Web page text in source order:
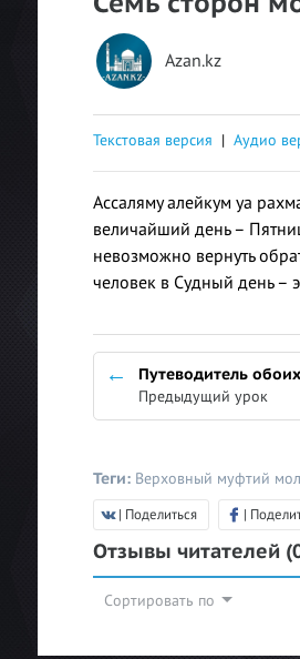
Azan.kz
Текстовая версия | Аудио
Ассаляму алейкум уа
величайший день –
невозможно вернуть
человек в Судный день –
Путеводитель
Предыдущий урок
Теги: Верховный муфтий
| Поделиться |
Отзывы читателей
Сортировать по